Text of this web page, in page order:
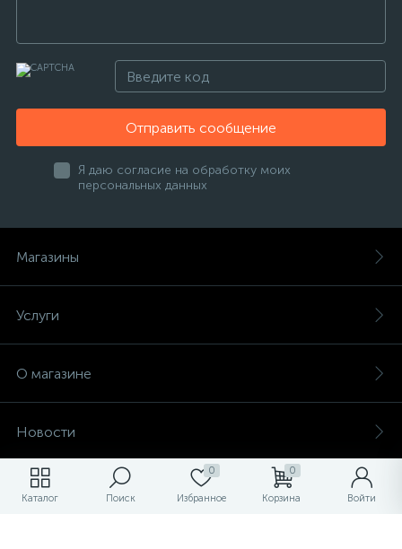
Каталог Поиск
0
Избранное
0
Корзина Войти
Отправить сообщение
Я даю согласие на обработку моих
персональных данных
Магазины
Услуги
О магазине
Новости
Обзоры